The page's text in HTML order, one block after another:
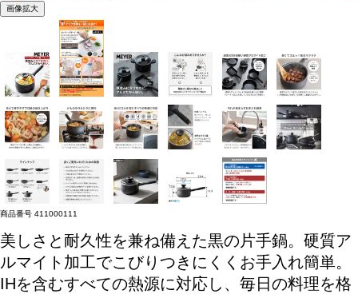
画像拡大
商品番号 411000111
美しさと耐久性を兼ね備えた黒の片手鍋。硬質ア
ルマイト加工でこびりつきにくくお手入れ簡単。
IHを含むすべての熱源に対応し、毎日の料理を格